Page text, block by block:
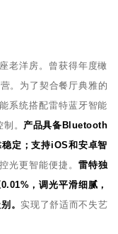
老洋房。曾获得年度橄
。为了契合餐厅典雅的
系统搭配雷特蓝牙智能
。 产品具备Bluetooth
定；支持iOS和安卓智
光更智能便捷。 雷特独
，调光平滑细腻，
。实现了舒适而不失艺